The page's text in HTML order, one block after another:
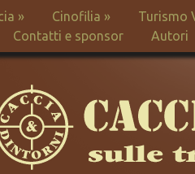
» Cinofilia »
Turismo
Contatti e sponsor Autori